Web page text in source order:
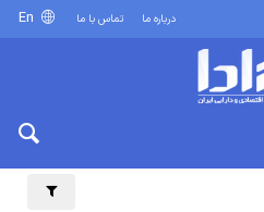
درباره ما تماس با ما